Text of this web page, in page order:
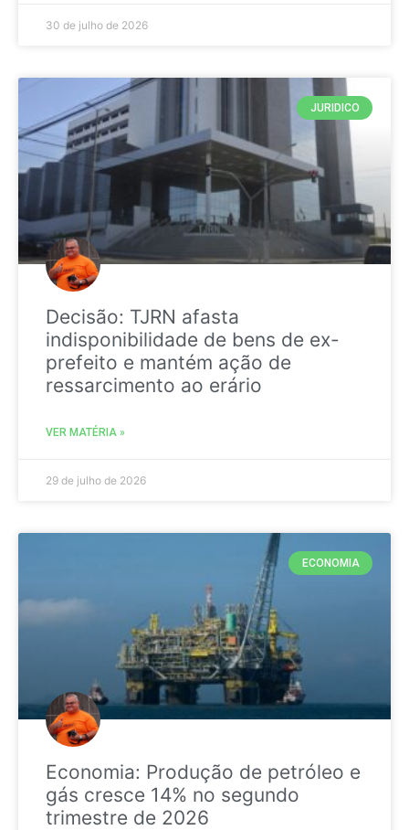
30 de julho de 2026
JURIDICO
Decisão: TJRN afasta
indisponibilidade de bens de ex-
prefeito e mantém ação de
ressarcimento ao erário
VER MATÉRIA »
29 de julho de 2026
ECONOMIA
Economia: Produção de petróleo e
gás cresce 14% no segundo
trimestre de 2026